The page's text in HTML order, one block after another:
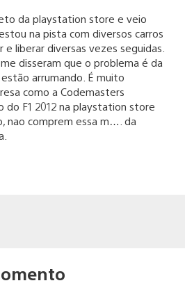
da playstation store e veio
na pista com diversos carros
liberar diversas vezes seguidas.
disseram que o problema é da
arrumando. É muito
como a Codemasters
do F1 2012 na playstation store
nao comprem essa m…. da